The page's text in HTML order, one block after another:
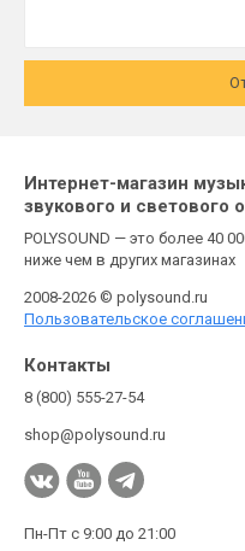
Интернет-магазин
звукового и светового
POLYSOUND — это более 40
ниже чем в других магазинах
2008-2026 © polysound.ru
Пользовательское
Контакты
8 (800) 555-27-54
shop@polysound.ru
Пн-Пт с 9:00 до 21:00